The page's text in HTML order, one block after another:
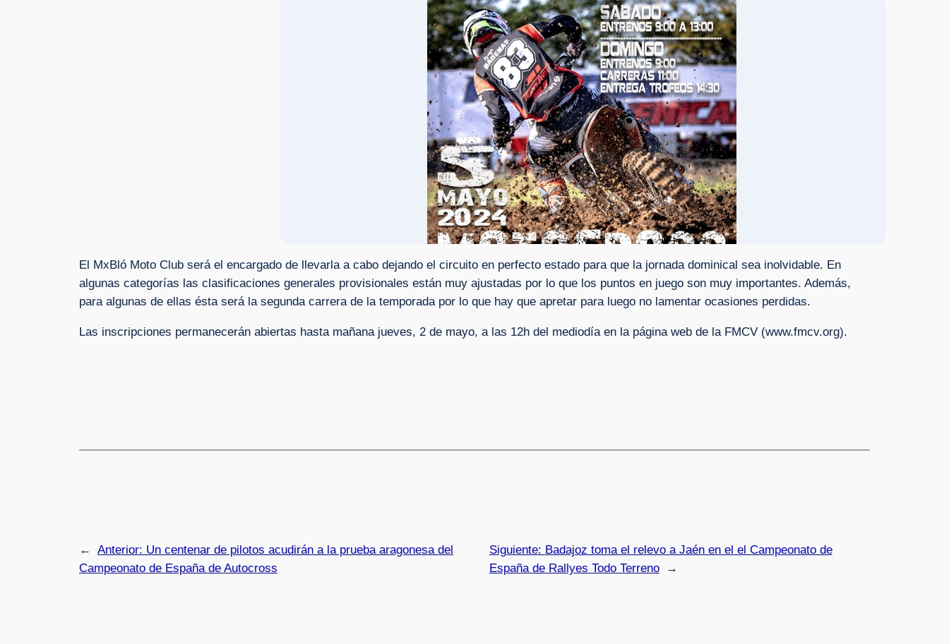
El MxBló Moto Club será el encargado de llevarla a cabo dejando el circuito en perfecto estado para que la jornada dominical sea inolvidable. En
algunas categorías las clasificaciones generales provisionales están muy ajustadas por lo que los puntos en juego son muy importantes. Además,
para algunas de ellas ésta será la segunda carrera de la temporada por lo que hay que apretar para luego no lamentar ocasiones perdidas.
Las inscripciones permanecerán abiertas hasta mañana jueves, 2 de mayo, a las 12h del mediodía en la página web de la FMCV (www.fmcv.org).
← Anterior: Un centenar de pilotos acudirán a la prueba aragonesa del
Campeonato de España de Autocross
Siguiente: Badajoz toma el relevo a Jaén en el el Campeonato de
España de Rallyes Todo Terreno
→